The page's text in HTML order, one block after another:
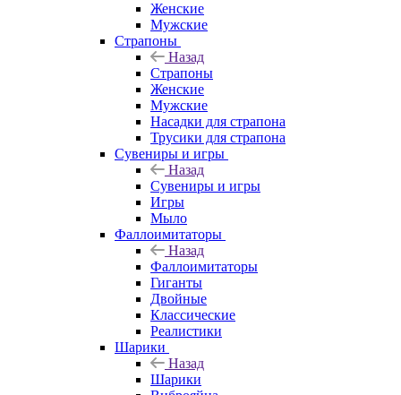
Женские
Мужские
Страпоны
Назад
Страпоны
Женские
Мужские
Насадки для страпона
Трусики для страпона
Сувениры и игры
Назад
Сувениры и игры
Игры
Мыло
Фаллоимитаторы
Назад
Фаллоимитаторы
Гиганты
Двойные
Классические
Реалистики
Шарики
Назад
Шарики